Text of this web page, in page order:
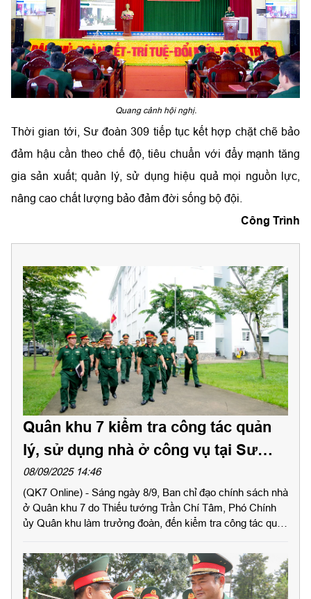
Quang cảnh hội nghị.
Thời gian tới, Sư đoàn 309 tiếp tục kết hợp chặt chẽ bảo
đảm hậu cần theo chế độ, tiêu chuẩn với đẩy mạnh tăng
gia sản xuất; quản lý, sử dụng hiệu quả mọi nguồn lực,
nâng cao chất lượng bảo đảm đời sống bộ đội.
Công Trình
Quân khu 7 kiểm tra công tác quản
lý, sử dụng nhà ở công vụ tại Sư
đoàn 309
08/09/2025 14:46
(QK7 Online) - Sáng ngày 8/9, Ban chỉ đạo chính sách nhà
ở Quân khu 7 do Thiếu tướng Trần Chí Tâm, Phó Chính
ủy Quân khu làm trưởng đoàn, đến kiểm tra công tác quản
đoàn 309.